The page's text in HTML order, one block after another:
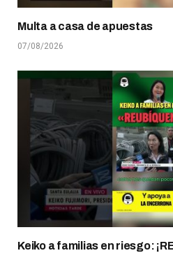
Multa a casa de apuestas
07/08/2026
Keiko a familias en riesgo: